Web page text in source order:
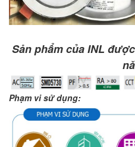
Sản phẩm của INL
Phạm vi sử dụng: